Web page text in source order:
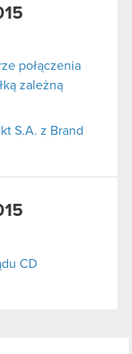
połączenia
zależną
S.A. z Brand
CD